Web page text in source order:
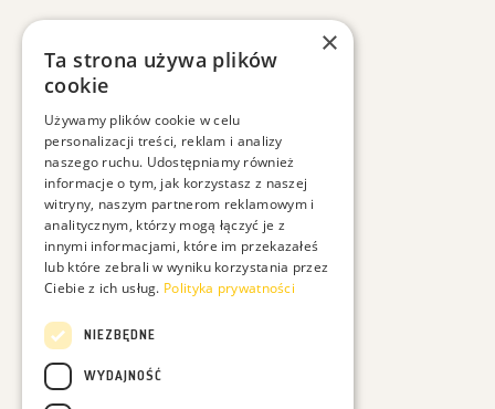
Terminarz
Mikroblog
Plany
W mediach
O mnie
Kontakt
×
Ta strona używa plików
cookie
Używamy plików cookie w celu
personalizacji treści, reklam i analizy
naszego ruchu. Udostępniamy również
informacje o tym, jak korzystasz z naszej
witryny, naszym partnerom reklamowym i
analitycznym, którzy mogą łączyć je z
innymi informacjami, które im przekazałeś
lub które zebrali w wyniku korzystania przez
Ciebie z ich usług. Polityka prywatności
NIEZBĘDNE
WYDAJNOŚĆ